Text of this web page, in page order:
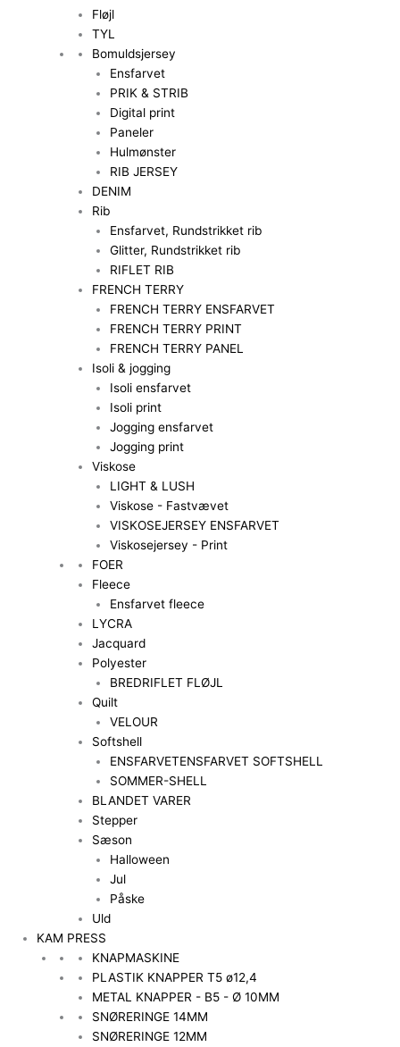
Fløjl
TYL
Bomuldsjersey
Ensfarvet
PRIK & STRIB
Digital print
Paneler
Hulmønster
RIB JERSEY
DENIM
Rib
Ensfarvet, Rundstrikket rib
Glitter, Rundstrikket rib
RIFLET RIB
FRENCH TERRY
FRENCH TERRY ENSFARVET
FRENCH TERRY PRINT
FRENCH TERRY PANEL
Isoli & jogging
Isoli ensfarvet
Isoli print
Jogging ensfarvet
Jogging print
Viskose
LIGHT & LUSH
Viskose - Fastvævet
VISKOSEJERSEY ENSFARVET
Viskosejersey - Print
FOER
Fleece
Ensfarvet fleece
LYCRA
Jacquard
Polyester
BREDRIFLET FLØJL
Quilt
VELOUR
Softshell
ENSFARVETENSFARVET SOFTSHELL
SOMMER-SHELL
BLANDET VARER
Stepper
Sæson
Halloween
Jul
Påske
Uld
KAM PRESS
KNAPMASKINE
PLASTIK KNAPPER T5 ø12,4
METAL KNAPPER - B5 - Ø 10MM
SNØRERINGE 14MM
SNØRERINGE 12MM